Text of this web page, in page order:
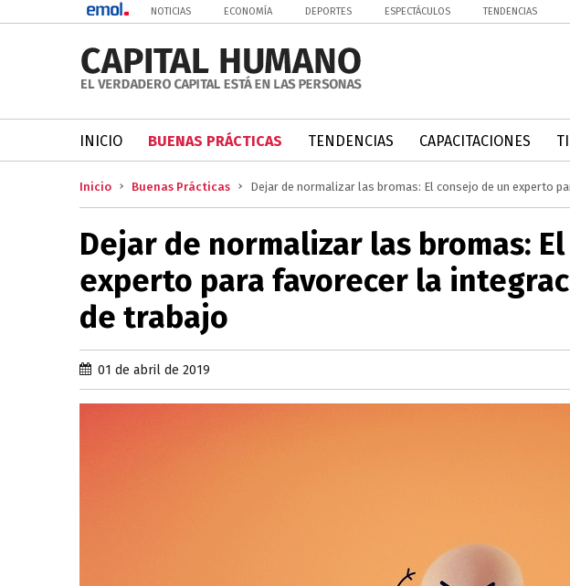
NOTICIAS ECONOMÍA DEPORTES ESPECTÁCULOS TENDENCIAS
INICIO BUENAS PRÁCTICAS TENDENCIAS CAPACITACIONES
Inicio Buenas Prácticas Dejar de normalizar las bromas: El consejo de un experto
Dejar de normalizar las bromas:
experto para favorecer la
de trabajo
01 de abril de 2019